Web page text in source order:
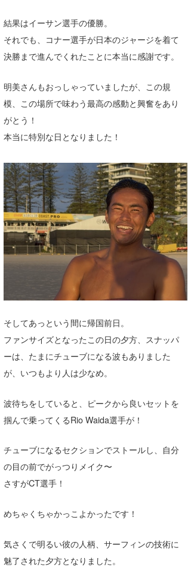
結果はイーサン選手の優勝。
それでも、コナー選手が日本のジャージを着て
決勝まで進んでくれたことに本当に感謝です。
明美さんもおっしゃっていましたが、この規
模、この場所で味わう最高の感動と興奮をあり
がとう！
本当に特別な日となりました！
そしてあっという間に帰国前日。
ファンサイズとなったこの日の夕方、スナッパ
ーは、たまにチューブになる波もありました
が、いつもより人は少なめ。
波待ちをしていると、ピークから良いセットを
掴んで乗ってくるRio Waida選手が！
チューブになるセクションでストールし、自分
の目の前でがっつりメイク〜
さすがCT選手！
めちゃくちゃかっこよかったです！
気さくで明るい彼の人柄、サーフィンの技術に
魅了された夕方となりました。